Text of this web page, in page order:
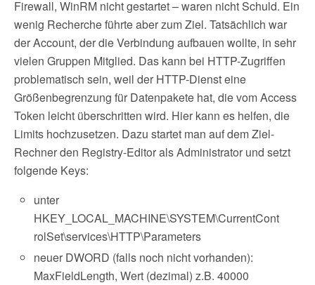
Firewall, WinRM nicht gestartet – waren nicht Schuld. Ein
wenig Recherche führte aber zum Ziel. Tatsächlich war
der Account, der die Verbindung aufbauen wollte, in sehr
vielen Gruppen Mitglied. Das kann bei HTTP-Zugriffen
problematisch sein, weil der HTTP-Dienst eine
Größenbegrenzung für Datenpakete hat, die vom Access
Token leicht überschritten wird. Hier kann es helfen, die
Limits hochzusetzen. Dazu startet man auf dem Ziel-
Rechner den Registry-Editor als Administrator und setzt
folgende Keys:
unter
HKEY_LOCAL_MACHINE\SYSTEM\CurrentCont
rolSet\services\HTTP\Parameters
neuer DWORD (falls noch nicht vorhanden):
MaxFieldLength, Wert (dezimal) z.B. 40000